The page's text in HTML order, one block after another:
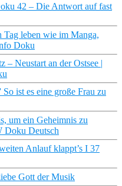
42 – Die Antwort auf fast
Tag leben wie im Manga,
Doku
– Neustart an der Ostsee |
ist es eine große Frau zu
um ein Geheimnis zu
Doku Deutsch
Anlauf klappt’s I 37
Gott der Musik